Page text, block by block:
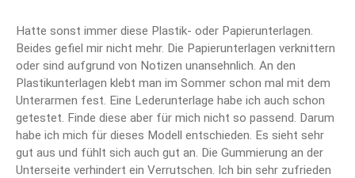
Hatte sonst immer diese Plastik- oder Papierunterlagen.
Beides gefiel mir nicht mehr. Die Papierunterlagen verknittern
oder sind aufgrund von Notizen unansehnlich. An den
Plastikunterlagen klebt man im Sommer schon mal mit dem
Unterarmen fest. Eine Lederunterlage habe ich auch schon
getestet. Finde diese aber für mich nicht so passend. Darum
habe ich mich für dieses Modell entschieden. Es sieht sehr
gut aus und fühlt sich auch gut an. Die Gummierung an der
Unterseite verhindert ein Verrutschen. Ich bin sehr zufrieden